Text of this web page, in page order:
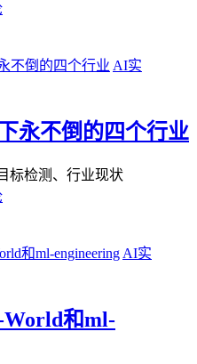
AI实
永不倒的四个行业
标检测、行业现状
AI实
和ml-